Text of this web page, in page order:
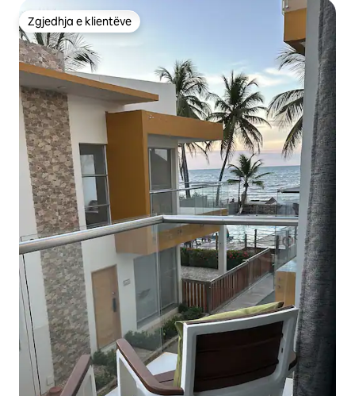
Zgjedhja e klientëve
Zgjedhja e klientëve